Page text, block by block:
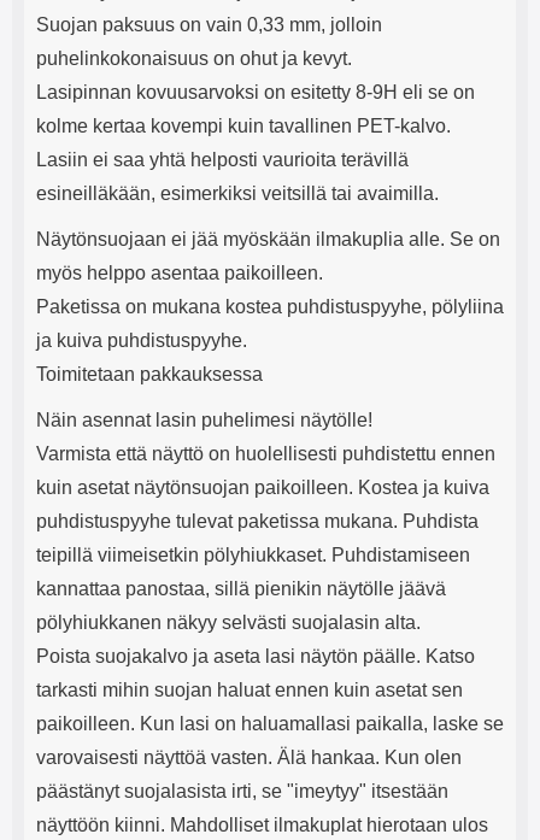
Suojan paksuus on vain 0,33 mm, jolloin
puhelinkokonaisuus on ohut ja kevyt.
Lasipinnan kovuusarvoksi on esitetty 8-9H eli se on
kolme kertaa kovempi kuin tavallinen PET-kalvo.
Lasiin ei saa yhtä helposti vaurioita terävillä
esineilläkään, esimerkiksi veitsillä tai avaimilla.
Näytönsuojaan ei jää myöskään ilmakuplia alle. Se on
myös helppo asentaa paikoilleen.
Paketissa on mukana kostea puhdistuspyyhe, pölyliina
ja kuiva puhdistuspyyhe.
Toimitetaan pakkauksessa
Näin asennat lasin puhelimesi näytölle!
Varmista että näyttö on huolellisesti puhdistettu ennen
kuin asetat näytönsuojan paikoilleen. Kostea ja kuiva
puhdistuspyyhe tulevat paketissa mukana. Puhdista
teipillä viimeisetkin pölyhiukkaset. Puhdistamiseen
kannattaa panostaa, sillä pienikin näytölle jäävä
pölyhiukkanen näkyy selvästi suojalasin alta.
Poista suojakalvo ja aseta lasi näytön päälle. Katso
tarkasti mihin suojan haluat ennen kuin asetat sen
paikoilleen. Kun lasi on haluamallasi paikalla, laske se
varovaisesti näyttöä vasten. Älä hankaa. Kun olen
päästänyt suojalasista irti, se "imeytyy" itsestään
näyttöön kiinni. Mahdolliset ilmakuplat hierotaan ulos